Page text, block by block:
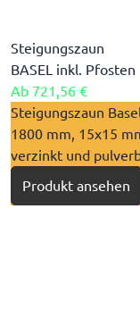
Steigungszaun
BASEL inkl. Pfosten
Ab 721,56 €
Steigungszaun
1800 mm, 15x15
verzinkt und
Produkt ansehen